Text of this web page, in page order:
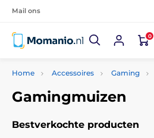
Mail ons
0
Home Accessoires Gaming
Gamingmuizen
Bestverkochte producten